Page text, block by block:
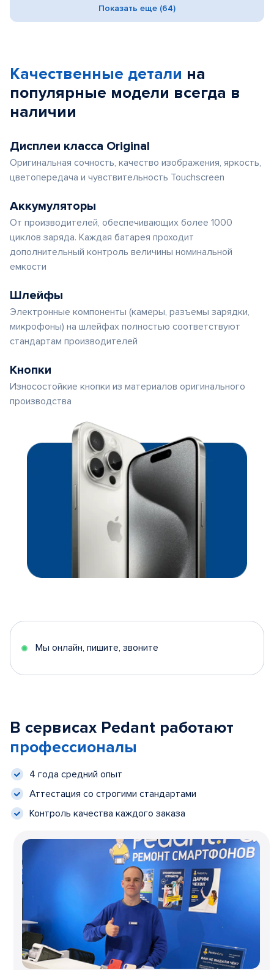
Показать еще (64)
Качественные детали на
популярные модели всегда в
наличии
Дисплеи класса Original
Оригинальная сочность, качество изображения, яркость,
цветопередача и чувствительность Touchscreen
Аккумуляторы
От производителей, обеспечивающих более 1000
циклов заряда. Каждая батарея проходит
дополнительный контроль величины номинальной
емкости
Шлейфы
Электронные компоненты (камеры, разъемы зарядки,
микрофоны) на шлейфах полностью соответствуют
стандартам производителей
Кнопки
Износостойкие кнопки из материалов оригинального
производства
Мы онлайн, пишите, звоните
В сервисах Pedant работают
профессионалы
4 года средний опыт
Аттестация со строгими стандартами
Контроль качества каждого заказа